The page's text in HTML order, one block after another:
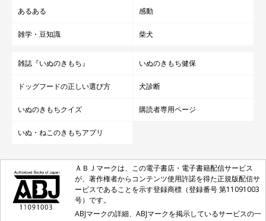
あるある 感動
雑学・豆知識 柴犬
雑誌『いぬのきもち』 いぬのきもち健保
ドッグフードの正しい選び方 犬診断
いぬのきもちクイズ 購読者専用ページ
いぬ・ねこのきもちアプリ
ＡＢＪマークは、この電子書店・電子書籍配信サービス
が、著作権者からコンテンツ使用許諾を得た正規版配信サ
ービスであることを示す登録商標（登録番号 第11091003
号）です。
ABJマークの詳細、ABJマークを掲示しているサービスの一